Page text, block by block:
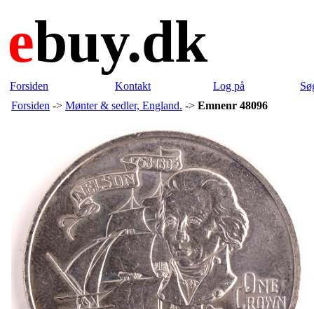
ebuy.dk
Forsiden Kontakt Log på
Forsiden -> Mønter & sedler, England. -> Emnenr 48096